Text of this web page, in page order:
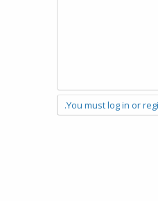
You must log in or